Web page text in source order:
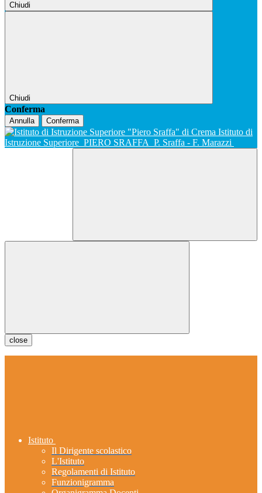
Chiudi
Chiudi
Conferma
Annulla Conferma
Istituto di
Istruzione Superiore PIERO SRAFFA P. Sraffa - F. Marazzi
close
Istituto
Il Dirigente scolastico
L'Istituto
Regolamenti di Istituto
Funzionigramma